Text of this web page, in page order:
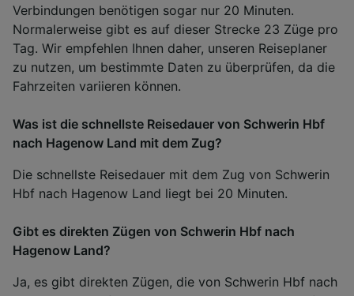
Verbindungen benötigen sogar nur 20 Minuten.
Normalerweise gibt es auf dieser Strecke 23 Züge pro
Tag. Wir empfehlen Ihnen daher, unseren Reiseplaner
zu nutzen, um bestimmte Daten zu überprüfen, da die
Fahrzeiten variieren können.
Was ist die schnellste Reisedauer von Schwerin Hbf
nach Hagenow Land mit dem Zug?
Die schnellste Reisedauer mit dem Zug von Schwerin
Hbf nach Hagenow Land liegt bei 20 Minuten.
Gibt es direkten Zügen von Schwerin Hbf nach
Hagenow Land?
Ja, es gibt direkten Zügen, die von Schwerin Hbf nach